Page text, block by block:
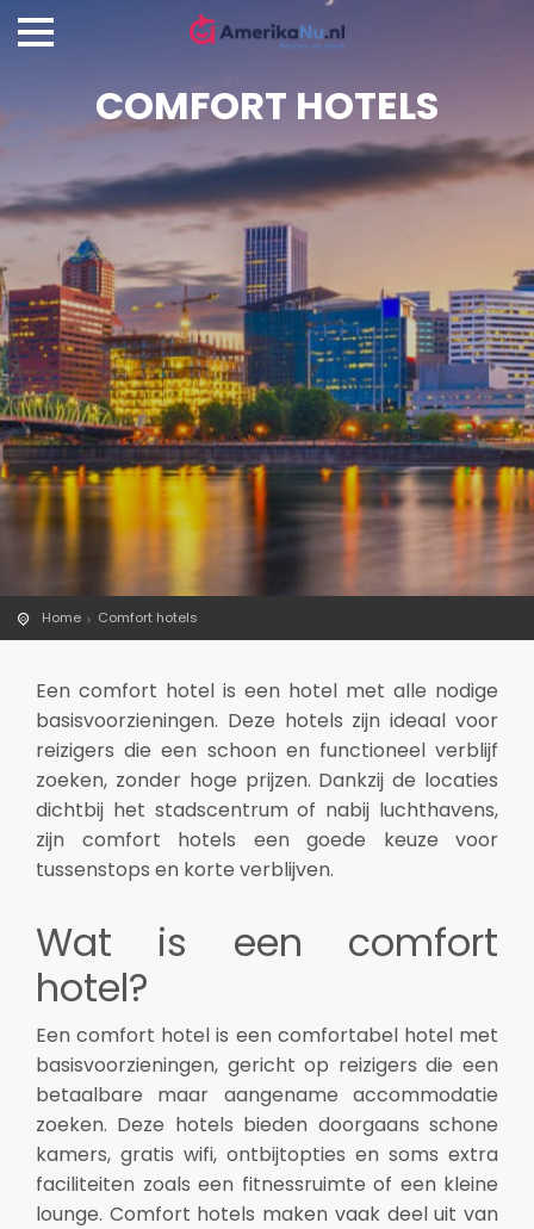
COMFORT HOTELS
Home Comfort hotels
Een comfort hotel is een hotel met alle nodige
basisvoorzieningen. Deze hotels zijn ideaal voor
reizigers die een schoon en functioneel verblijf
zoeken, zonder hoge prijzen. Dankzij de locaties
dichtbij het stadscentrum of nabij luchthavens,
zijn comfort hotels een goede keuze voor
tussenstops en korte verblijven.
Wat is een comfort
hotel?
Een comfort hotel is een comfortabel hotel met
basisvoorzieningen, gericht op reizigers die een
betaalbare maar aangename accommodatie
zoeken. Deze hotels bieden doorgaans schone
kamers, gratis wifi, ontbijtopties en soms extra
faciliteiten zoals een fitnessruimte of een kleine
lounge. Comfort hotels maken vaak deel uit van